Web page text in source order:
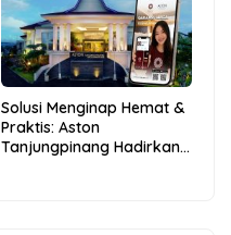
Solusi Menginap Hemat &
Praktis: Aston
Tanjungpinang Hadirkan